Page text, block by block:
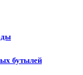
бутылей